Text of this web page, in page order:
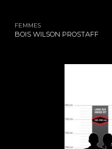
FEMMES
BOIS WILSON PROSTAFF